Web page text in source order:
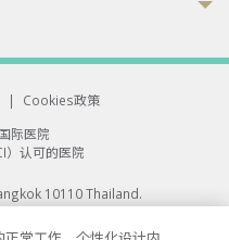
|
Cookies政策
际医院
）认可的医院
10110 Thailand.